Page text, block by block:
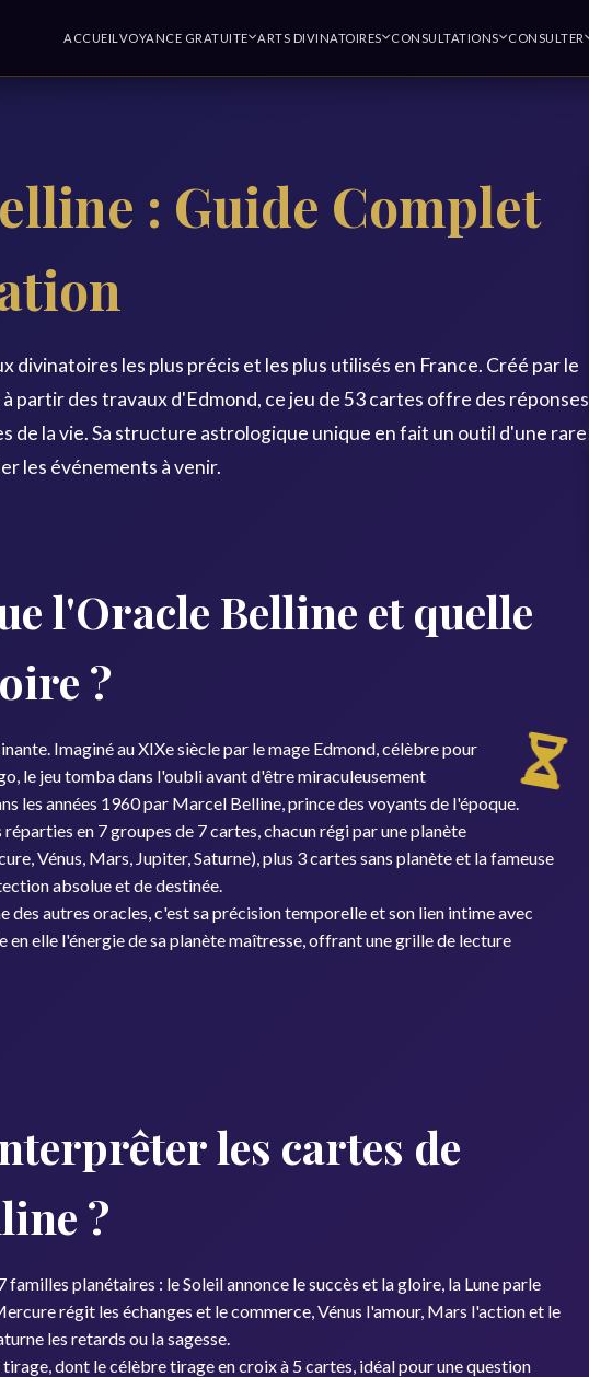
ACCUEIL VOYANCE GRATUITE ARTS DIVINATOIRES CONSULTATIONS CONSULTER
: Guide Complet
divinatoires les plus précis et les plus utilisés en France. Créé par le
partir des travaux d'Edmond, ce jeu de 53 cartes offre des réponses
de la vie. Sa structure astrologique unique en fait un outil d'une rare
les événements à venir.
l'Oracle Belline et quelle
?
Imaginé au XIXe siècle par le mage Edmond, célèbre pour
le jeu tomba dans l'oubli avant d'être miraculeusement
les années 1960 par Marcel Belline, prince des voyants de l'époque.
en 7 groupes de 7 cartes, chacun régi par une planète
Vénus, Mars, Jupiter, Saturne), plus 3 cartes sans planète et la fameuse
absolue et de destinée.
des autres oracles, c'est sa précision temporelle et son lien intime avec
elle l'énergie de sa planète maîtresse, offrant une grille de lecture
les cartes de
?
planétaires : le Soleil annonce le succès et la gloire, la Lune parle
régit les échanges et le commerce, Vénus l'amour, Mars l'action et le
les retards ou la sagesse.
dont le célèbre tirage en croix à 5 cartes, idéal pour une question